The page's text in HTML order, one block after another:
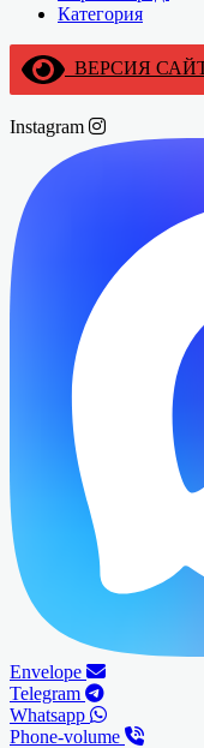
Категория
ВЕРСИЯ
Instagram
Envelope
Telegram
Whatsapp
Phone-volume